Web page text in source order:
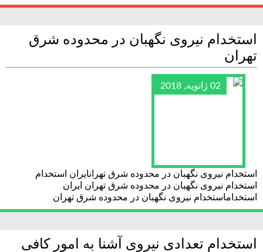
استخدام نیروی نگهبان در محدوده شرق
تهران
02 ژانویه, 2018
استخدام نیروی نگهبان در محدوده شرق تهرانایران استخدام
استخدام نیروی نگهبان در محدوده شرق تهران ایران
استخداماستخدام نیروی نگهبان در محدوده شرق تهران
استخدام تعدادی نیروی آشنا به امور کافی